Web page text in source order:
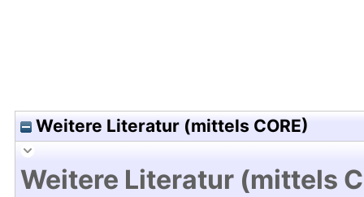
Weitere Literatur (mittels CORE)
Weitere Literatur (mittels